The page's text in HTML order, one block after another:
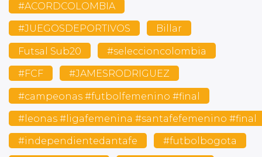
#ACORDCOLOMBIA
#JUEGOSDEPORTIVOS Billar
Futsal Sub20 #seleccioncolombia
#FCF #JAMESRODRIGUEZ
#campeonas #futbolfemenino #final
#leonas #ligafemenina #santafefemenino #final
#independientedantafe #futbolbogota